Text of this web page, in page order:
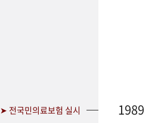
➤ 전국민의료보험 실시 1989